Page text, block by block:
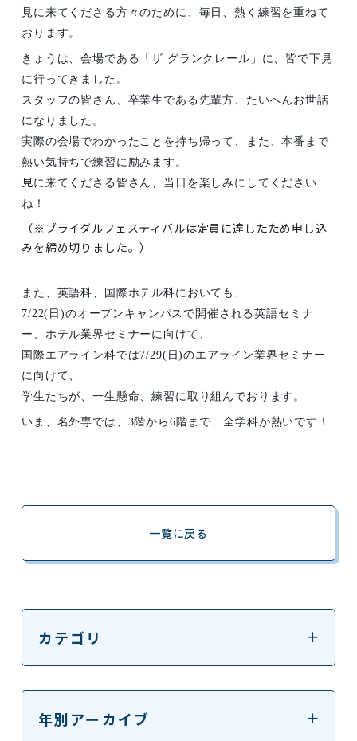
見に来てくださる方々のために、毎日、熱く練習を重ねて
おります。
きょうは、会場である「ザ グランクレール」に、皆で下見
に行ってきました。
スタッフの皆さん、卒業生である先輩方、たいへんお世話
になりました。
実際の会場でわかったことを持ち帰って、また、本番まで
熱い気持ちで練習に励みます。
見に来てくださる皆さん、当日を楽しみにしてください
ね！
（※ブライダルフェスティバルは定員に達したため申し込
みを締め切りました。）
また、英語科、国際ホテル科においても、
7/22( 日)のオープンキャンパスで開催される英語セミナ
ー、ホテル業界セミナーに向けて、
国際エアライン科では7/29( 日)のエアライン業界セミナー
に向けて、
学生たちが、一生懸命、練習に取り組んでおります。
いま、名外専では、 3階から 6 階まで、全学科が熱いです！
一覧に戻る
カテゴリ
年別アーカイブ